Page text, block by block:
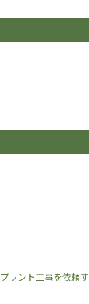
ラント工事を依頼す